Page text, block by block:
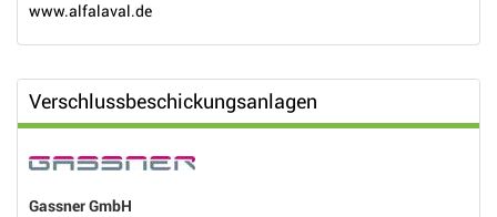
www.alfalaval.de
Verschlussbeschickungsanlagen
Gassner GmbH